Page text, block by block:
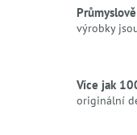
výrobky
Více jak
originální